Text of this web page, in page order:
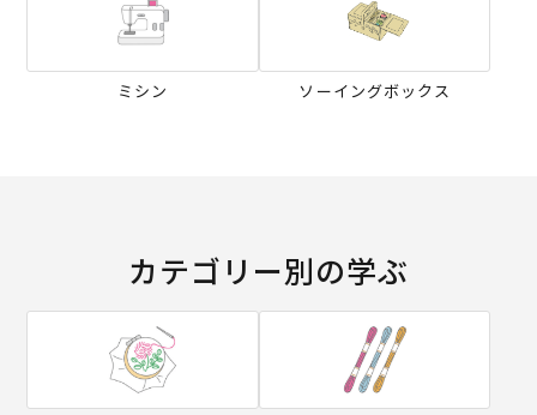
ミシン ソーイングボックス
カテゴリー別の学ぶ